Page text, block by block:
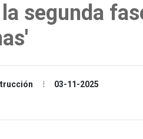
segunda
03-11-2025